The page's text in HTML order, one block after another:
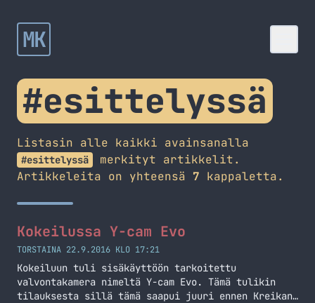
MK
#esittelyssä
Listasin alle kaikki avainsanalla
#esittelyssä
merkityt artikkelit.
Artikkeleita on yhteensä 7 kappaletta.
Kokeilussa Y-cam Evo
TORSTAINA 22.9.2016 KLO 17:21
Kokeiluun tuli sisäkäyttöön tarkoitettu
valvontakamera nimeltä Y-cam Evo. Tämä tulikin
tilauksesta sillä tämä saapui juuri ennen Kreikan